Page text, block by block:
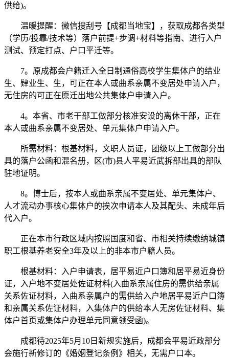
供给)。
温暖提醒：微信搜刮号【成都当地宝】，获取成都各类型
（学历/投靠/技术等）落户前提+步调+材料等指南、进行入户
测试、预定打点、户口平迁等。
7。原成都会户籍迁入全日制通俗高校学生集体户的结业
生、肄业生、生，可正在本人或曲系亲属不变居处申请入户，
无住房的可正在原迁出地公共集体户申请入户。
4。本省、市老干部工做部分核准安设的离休干部，正在
本人或曲系亲属不变居处、单元集体户申请入户。
所需材料：根基材料，文职人员证，团级以上工做部分出
具的落户公函和混名册，区(市)县人平易近武拆部出具的部队
驻地证明。
8。博士后，按本人或曲系亲属不变居处、单元集体户、
人才流动办事核心集体户的挨次申请本人及其配头、未成年后
代入户。
正在本市行政区域内按照国度和省、市相关持续缴纳城镇
职工根基养老安全3年及以上的非本市户籍人员。
根基材料：入户申请表，居平易近户口簿和居平易近身份
证，入户地不变居处佐证材料(入曲系亲属住房的需供给亲属
关系佐证材料，入曲系亲属户的需供给入户地居平易近户口簿
和亲属关系佐证材料，入集体户的供给本人无房佐证材料、集
体户首页或集体户办理单元同意领受函)。
成都待2025年5月10日新规实施后，成都会平易近政部分
会施行新修订的《婚姻登记条例》相关，无需户口本。